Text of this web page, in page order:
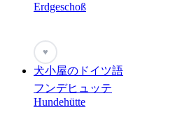
Erdgeschoß
♥
犬小屋のドイツ語
フンデヒュッテ
Hundehütte